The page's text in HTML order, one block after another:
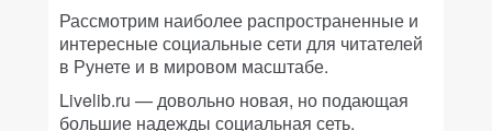
Рассмотрим наиболее распространенные и
интересные социальные сети для читателей
в Рунете и в мировом масштабе.
Livelib.ru — довольно новая, но подающая
большие надежды социальная сеть.